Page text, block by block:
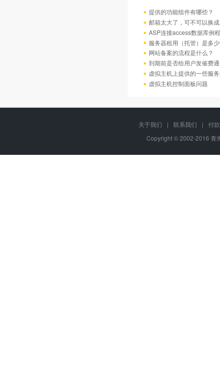
提供的功能组件有哪些？
邮箱太大了，可不可以换
ASP连接access数据库例程
服务器租用（托管）是多
网站备案的流程是什么？
到期前是否给用户发催费
虚拟主机上提供的一些服
虚拟主机控制面板问题
关于我们 | 联系我们 |
付
Copyright © 2002-2016 青